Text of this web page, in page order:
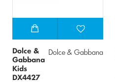
Dolce &
Gabbana
Kids
DX4427
Dolce & Gabbana